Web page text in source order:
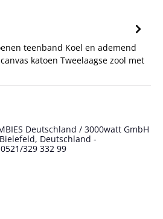
teenband Koel en ademend
katoen Tweelaagse zool met
Deutschland / 3000watt GmbH
Deutschland -
329 332 99